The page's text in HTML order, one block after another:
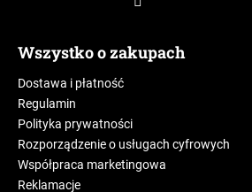
Wszystko o zakupach
Dostawa i płatność
Regulamin
Polityka prywatności
Rozporządzenie o usługach cyfrowych
Współpraca marketingowa
Reklamacje